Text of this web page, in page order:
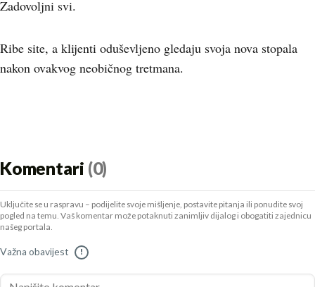
Zadovoljni svi.
Ribe site, a klijenti oduševljeno gledaju svoja nova stopala
nakon ovakvog neobičnog tretmana.
Komentari (0)
Uključite se u raspravu – podijelite svoje mišljenje, postavite pitanja ili ponudite svoj
pogled na temu. Vaš komentar može potaknuti zanimljiv dijalog i obogatiti zajednicu
našeg portala.
Važna obavijest !